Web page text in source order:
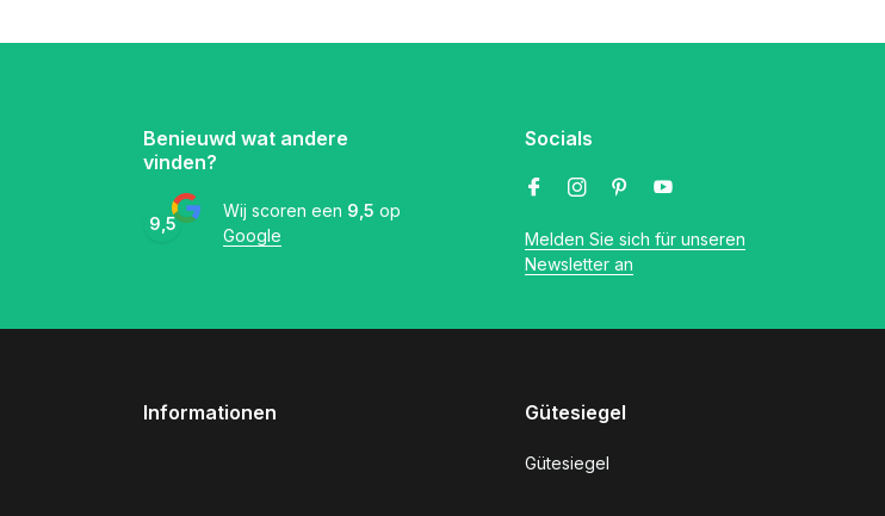
Benieuwd wat andere
vinden?
9,5
Wij scoren een 9,5 op
Google
Socials
Melden Sie sich für unseren
Newsletter an
Informationen Gütesiegel
Gütesiegel